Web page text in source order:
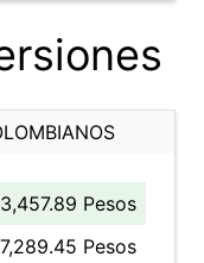
3,457.89 Pesos
Pesos